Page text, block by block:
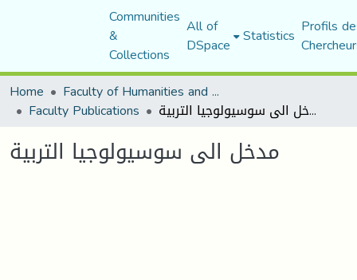
Communities
&
Collections
All of
DSpace Statistics Profils
Home
Faculty of Humanities and Social Sciences
Faculty Publications مدخل الى سوسيولوجيا التربية
مدخل الى سوسيولوجيا التربية